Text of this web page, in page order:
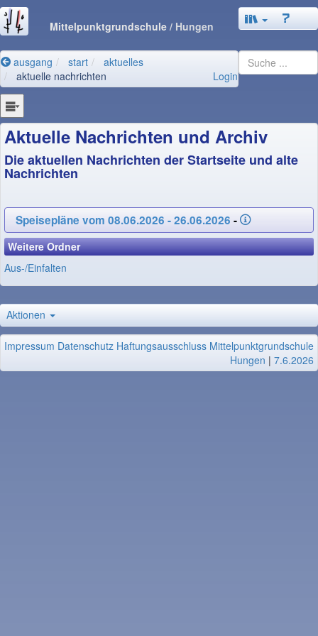
Mittelpunktgrundschule / Hungen
ausgang start
aktuelles
aktuelle nachrichten
Login
Aktuelle Nachrichten und Archiv
Die aktuellen Nachrichten der Startseite und alte
Nachrichten
Speisepläne vom 08.06.2026 - 26.06.2026 -
Weitere Ordner
Aus-/Einfalten
Aktionen
Impressum Datenschutz Haftungsausschluss Mittelpunktgrundschule
Hungen | 7.6.2026